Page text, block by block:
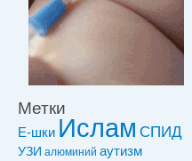
Метки
Е-шки Ислам СПИД
УЗИ алюминий аутизм